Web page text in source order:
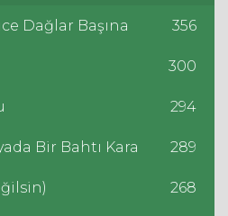
Dağlar Başına 356
300
294
Bir Bahtı Kara 289
268